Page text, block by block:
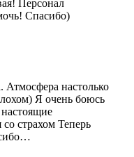
Персонал
Спасибо)
Атмосфера настолько
Я очень боюсь
страхом Теперь